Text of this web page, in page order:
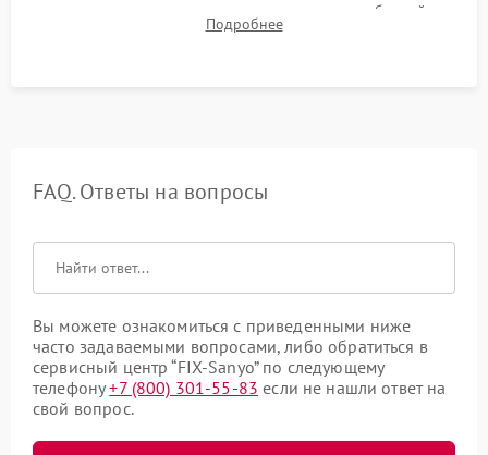
корректности слива, отсутствия излишних вибраций,
посторонних стуков и протечек под корпусом.
Подробнее
FAQ. Ответы на вопросы
Вы можете ознакомиться с приведенными ниже
часто задаваемыми вопросами, либо обратиться в
сервисный центр “FIX-Sanyo” по следующему
телефону+7 (800) 301-55-83 если не нашли ответ на
свой вопрос.